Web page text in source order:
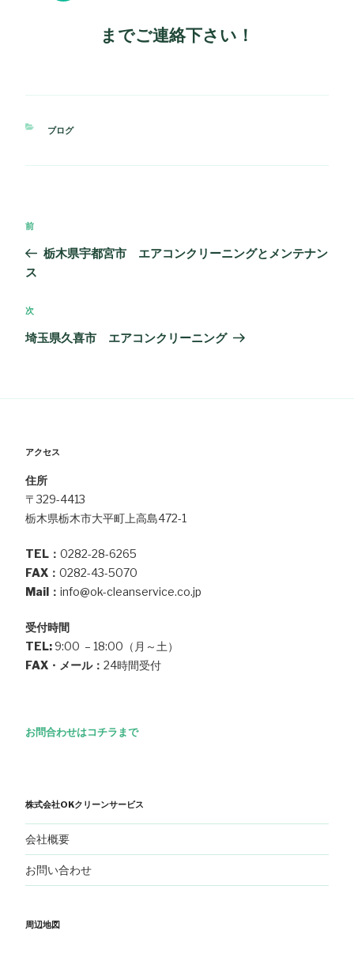
までご連絡下さい！
カ
ゴ
ブログ
稿
ナ
ビ
ゲ
シ
過
投
前
栃木県宇都宮市 エアコンクリーニングとメンテナン
ス
次
投
次
埼玉県久喜市 エアコンクリーニング
アクセス
住所
〒329-4413
栃木県栃木市大平町上高島472-1
TEL： 0282-28-6265
FAX： 0282-43-5070
Mail： info@ok-cleanservice.co.jp
受付時間
TEL:9:00 – 18:00（月～土）
FAX・メール： 24時間受付
お問合わせはコチラまで
株式会社OKクリーンサービス
会社概要
お問い合わせ
周辺地図